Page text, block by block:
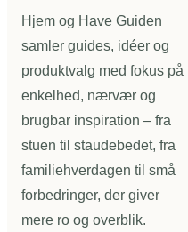
Hjem og Have Guiden
samler guides, idéer og
produktvalg med fokus på
enkelhed, nærvær og
brugbar inspiration – fra
stuen til staudebedet, fra
familiehverdagen til små
forbedringer, der giver
mere ro og overblik.